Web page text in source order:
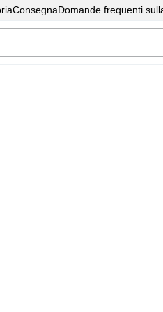
ConsegnaDomande frequenti